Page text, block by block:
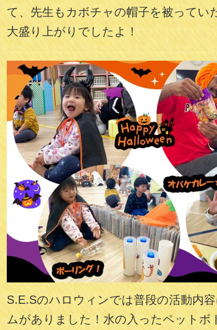
て、先生もカボチャの帽子を被ってい
大盛り上がりでしたよ！
S.E.Sのハロウィンでは普段の活動内
ムがありました！水の入ったペットボ